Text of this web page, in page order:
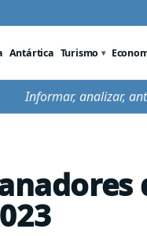
Antártica Turismo
Informar, analizar,